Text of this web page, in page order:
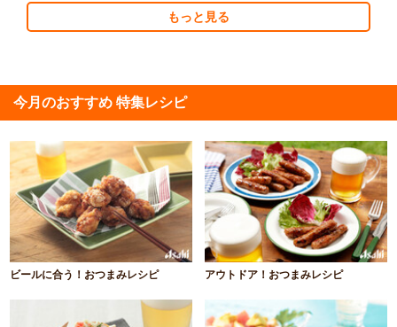
もっと見る
今月のおすすめ 特集レシピ
ビールに合う！おつまみレシピ アウトドア！おつまみレシピ